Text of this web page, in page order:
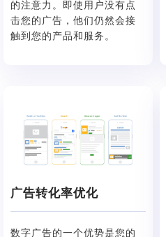
的注意力。即使用户没有点
击您的广告，他们仍然会接
触到您的产品和服务。
广告转化率优化
数字广告的一个优势是您的